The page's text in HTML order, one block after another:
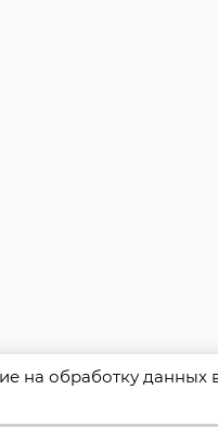
на обработку данных